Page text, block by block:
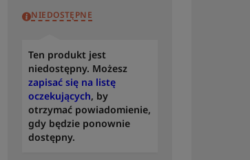
to A
do Z
Sortuj po modelu: od Z
do A
Sortuj według
dostępności
NIEDOSTĘPNE
Ten produkt jest
niedostępny. Możesz
zapisać się na listę
oczekujących, by
otrzymać powiadomienie,
gdy będzie ponownie
dostępny.